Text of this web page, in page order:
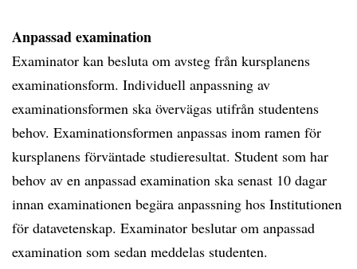
Anpassad examination
Examinator kan besluta om avsteg från kursplanens
examinationsform. Individuell anpassning av
examinationsformen ska övervägas utifrån studentens
behov. Examinationsformen anpassas inom ramen för
kursplanens förväntade studieresultat. Student som har
behov av en anpassad examination ska senast 10 dagar
innan examinationen begära anpassning hos Institutionen
för datavetenskap. Examinator beslutar om anpassad
examination som sedan meddelas studenten.